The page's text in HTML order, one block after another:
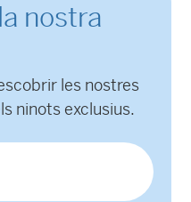
nostra
les nostres
ninots exclusius.